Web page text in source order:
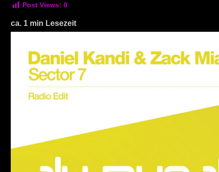
Post Views: 0
ca. 1 min Lesezeit